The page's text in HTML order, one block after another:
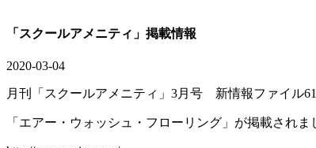
「スクールアメニティ」掲載情報
2020-03-04
月刊「スクールアメニティ」3月号 新情報ファイル
「エアー・ウォッシュ・フローリング」が掲載されま